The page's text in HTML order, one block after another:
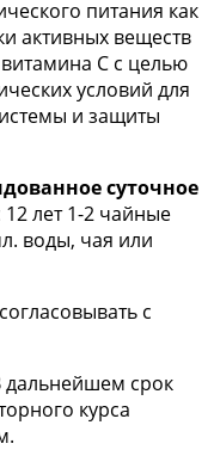
питания как
активных веществ
С с целью
условий для
и защиты
суточное
лет 1-2 чайные
воды, чая или
с
дальнейшем срок
курса